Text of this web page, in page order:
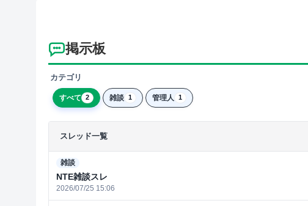
掲示板
カテゴリ
すべて 2 雑談 1 管理人 1
スレッド一覧
雑談
NTE雑談スレ
2026/07/25 15:06